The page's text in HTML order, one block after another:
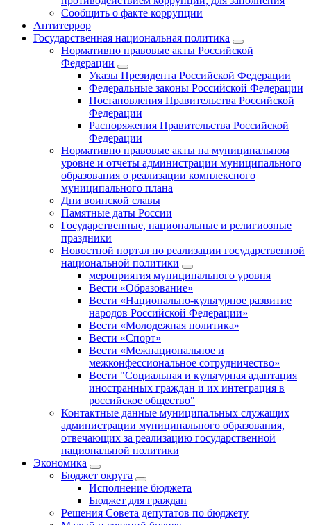
Сообщить о факте коррупции
Антитеррор
Государственная национальная политика
Нормативно правовые акты Российской
Федерации
Указы Президента Российской Федерации
Федеральные законы Российской Федерации
Постановления Правительства Российской
Федерации
Распоряжения Правительства Российской
Федерации
Нормативно правовые акты на муниципальном
уровне и отчеты администрации муниципального
образования о реализации комплексного
муниципального плана
Дни воинской славы
Памятные даты России
Государственные, национальные и религиозные
праздники
Новостной портал по реализации государственной
национальной политики
мероприятия муниципального уровня
Вести «Образование»
Вести «Национально-культурное развитие
народов Российской Федерации»
Вести «Молодежная политика»
Вести «Спорт»
Вести «Межнациональное и
межконфессиональное сотрудничество»
Вести "Социальная и культурная адаптация
иностранных граждан и их интеграция в
российское общество"
Контактные данные муниципальных служащих
администрации муниципального образования,
отвечающих за реализацию государственной
национальной политики
Экономика
Бюджет округa
Исполнение бюджета
Бюджет для граждан
Решения Совета депутатов по бюджету